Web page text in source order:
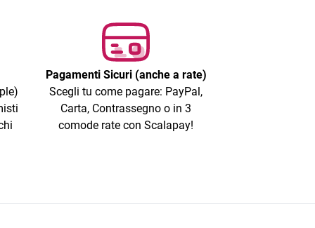
Pagamenti Sicuri (anche a rate)
Scegli tu come pagare: PayPal,
Carta, Contrassegno o in 3
comode rate con Scalapay!